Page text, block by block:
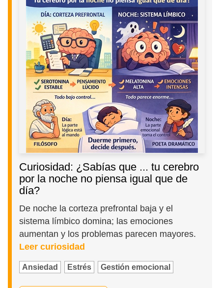
Curiosidad: ¿Sabías que ... tu cerebro
por la noche no piensa igual que de
día?
De noche la corteza prefrontal baja y el
sistema límbico domina; las emociones
aumentan y los problemas parecen mayores.
Leer curiosidad
Ansiedad Estrés Gestión emocional